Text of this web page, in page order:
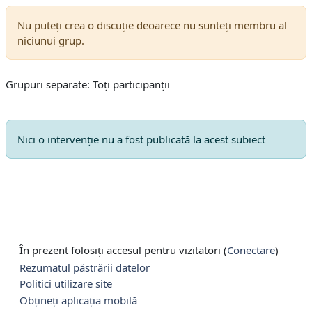
Nu puteți crea o discuție deoarece nu sunteți membru al
niciunui grup.
Grupuri separate: Toți participanții
Nici o intervenţie nu a fost publicată la acest subiect
În prezent folosiți accesul pentru vizitatori (Conectare)
Rezumatul păstrării datelor
Politici utilizare site
Obțineți aplicația mobilă